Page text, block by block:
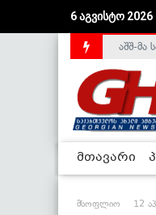
6 აგვისტო 2026
აშშ-მა
მთავარი
მსოფლიო 12